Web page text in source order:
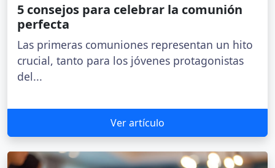
5 consejos para celebrar la comunión
perfecta
Las primeras comuniones representan un hito
crucial, tanto para los jóvenes protagonistas
del...
Ver artículo